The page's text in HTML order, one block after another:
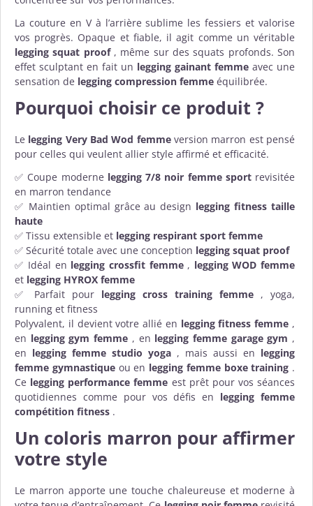
La couture en V à l’arrière sublime les fessiers et valorise
vos progrès. Opaque et fiable, il agit comme un véritable
legging squat proof, même sur des squats profonds. Son
effet sculptant en fait un legging gainant femme avec une
sensation de legging compression femme équilibrée.
Pourquoi choisir ce produit ?
Le legging Very Bad Wod femmeversion marron est pensé
pour celles qui veulent allier style affirmé et efficacité.
✅ Coupe moderne legging 7/8 noir femme sportrevisitée
en marron tendance
✅ Maintien optimal grâce au design legging fitness taille
haute
✅ Tissu extensible et legging respirant sport femme
✅ Sécurité totale avec une conception legging squat proof
✅ Idéal en legging crossfit femme, legging WOD femme
et legging HYROX femme
✅ Parfait pour legging cross training femme , yoga,
running et fitness
Polyvalent, il devient votre allié en legging fitness femme ,
en legging gym femme , en legging femme garage gym ,
en legging femme studio yoga , mais aussi en legging
femme gymnastiqueou en legging femme boxe training .
Ce legging performance femme est prêt pour vos séances
quotidiennes comme pour vos défis en legging femme
compétition fitness .
Un coloris marron pour affirmer
votre style
Le marron apporte une touche chaleureuse et moderne à